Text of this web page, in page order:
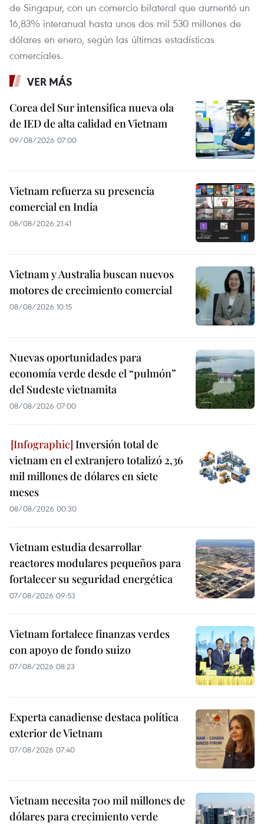
de Singapur, con un comercio bilateral que aumentó un
16,83% interanual hasta unos dos mil 530 millones de
dólares en enero, según las últimas estadísticas
comerciales.
VER MÁS
Corea del Sur intensifica nueva ola
de IED de alta calidad en Vietnam
09/08/2026 07:00
Vietnam refuerza su presencia
comercial en India
08/08/2026 21:41
Vietnam y Australia buscan nuevos
motores de crecimiento comercial
08/08/2026 10:15
Nuevas oportunidades para
economía verde desde el “pulmón”
del Sudeste vietnamita
08/08/2026 07:00
Inversión total de
vietnam en el extranjero totalizó 2,36
mil millones de dólares en siete
meses
08/08/2026 00:30
Vietnam estudia desarrollar
reactores modulares pequeños para
fortalecer su seguridad energética
07/08/2026 09:53
Vietnam fortalece finanzas verdes
con apoyo de fondo suizo
07/08/2026 08:23
Experta canadiense destaca política
exterior de Vietnam
07/08/2026 07:40
Vietnam necesita 700 mil millones de
dólares para crecimiento verde